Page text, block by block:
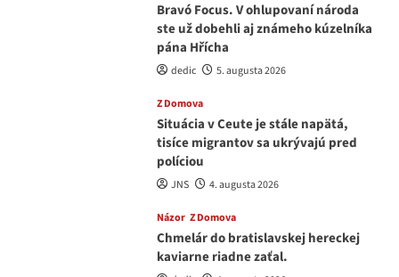
Bravó Focus. V ohlupovaní národa
ste už dobehli aj známeho kúzelníka
pána Hřícha
dedic 5. augusta 2026
Z Domova
Situácia v Ceute je stále napätá,
tisíce migrantov sa ukrývajú pred
políciou
JNS 4. augusta 2026
Názor Z Domova
Chmelár do bratislavskej hereckej
kaviarne riadne zaťal.